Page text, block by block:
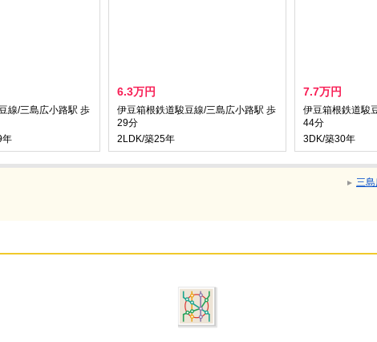
線/三島広小路駅 歩
年
6.3万円
伊豆箱根鉄道駿豆線/三島広小路駅 歩
29分
2LDK/築25年
7.7万円
伊豆箱根鉄道駿
44分
3DK/築30年
三